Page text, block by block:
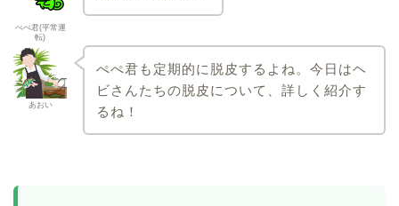
ぺぺ君(平常運
転)
あおい
ぺぺ君も定期的に脱皮するよね。今日はヘ
ビさんたちの脱皮について、詳しく紹介す
るね！